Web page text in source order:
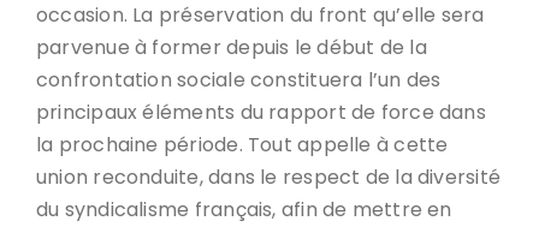
occasion. La préservation du front qu’elle sera
parvenue à former depuis le début de la
confrontation sociale constituera l’un des
principaux éléments du rapport de force dans
la prochaine période. Tout appelle à cette
union reconduite, dans le respect de la diversité
du syndicalisme français, afin de mettre en